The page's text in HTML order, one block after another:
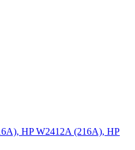
HP W2412A (216A), HP